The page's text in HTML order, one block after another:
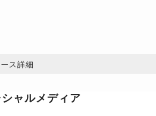
ス詳細
ャルメディア